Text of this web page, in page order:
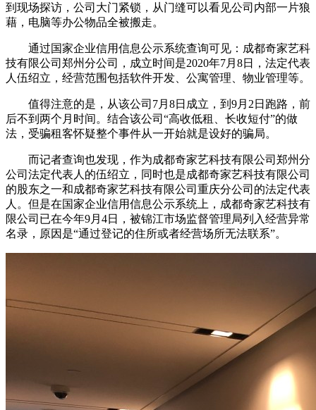
到现场探访，公司大门紧锁，从门缝可以看见公司内部一片狼
藉，电脑等办公物品全被搬走。
通过国家企业信用信息公示系统查询可见：成都奇家艺科
技有限公司郑州分公司，成立时间是2020年7月8日，法定代表
人伍绍立，经营范围包括软件开发、公寓管理、物业管理等。
值得注意的是，从该公司7月8日成立，到9月2日跑路，前
后不到两个月时间。结合该公司“高收低租、长收短付”的做
法，受骗租客怀疑整个事件从一开始就是设好的骗局。
而记者查询也发现，作为成都奇家艺科技有限公司郑州分
公司法定代表人的伍绍立，同时也是成都奇家艺科技有限公司
的股东之一和成都奇家艺科技有限公司重庆分公司的法定代表
人。但是在国家企业信用信息公示系统上，成都奇家艺科技有
限公司已在今年9月4日，被锦江市场监督管理局列入经营异常
名录，原因是“通过登记的住所或者经营场所无法联系”。